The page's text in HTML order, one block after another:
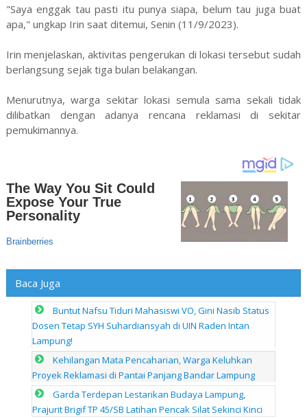
"Saya enggak tau pasti itu punya siapa, belum tau juga buat
apa," ungkap Irin saat ditemui, Senin (11/9/2023).
Irin menjelaskan, aktivitas pengerukan di lokasi tersebut sudah
berlangsung sejak tiga bulan belakangan.
Menurutnya, warga sekitar lokasi semula sama sekali tidak
dilibatkan dengan adanya rencana reklamasi di sekitar
pemukimannya.
Baca Juga
Buntut Nafsu Tiduri Mahasiswi VO, Gini Nasib Status
Dosen Tetap SYH Suhardiansyah di UIN Raden Intan
Lampung!
Kehilangan Mata Pencaharian, Warga Keluhkan
Proyek Reklamasi di Pantai Panjang Bandar Lampung
Garda Terdepan Lestarikan Budaya Lampung,
Prajurit Brigif TP 45/SB Latihan Pencak Silat Sekinci Kinci